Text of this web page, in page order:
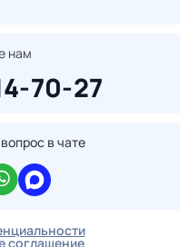
нам
70-27
в чате
соглашение